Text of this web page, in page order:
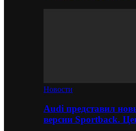
Новости
Audi представил
версии Sportback.